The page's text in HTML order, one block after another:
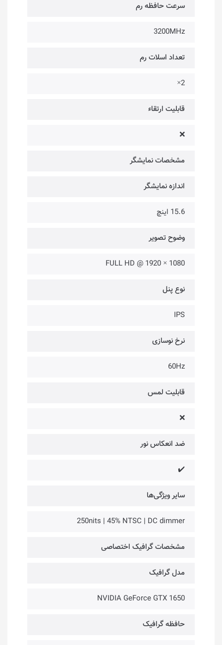
سرعت حافظه رم
3200MHz
تعداد اسلات رم
2×
قابلیت ارتقاء
❌
مشخصات نمایشگر
اندازه نمایشگر
15.6 اینچ
وضوح تصویر
1080 × 1920 @ FULL HD
نوع پنل
IPS
نرخ نوسازی
60Hz
قابلیت لمس
❌
ضد انعکاس نور
✔️
سایر ویژگی‌ها
250nits | 45% NTSC | DC dimmer
مشخصات گرافیک اختصاصی
مدل گرافیک
NVIDIA GeForce GTX 1650
حافظه گرافیک